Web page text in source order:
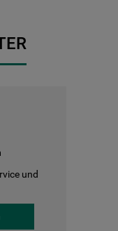
und